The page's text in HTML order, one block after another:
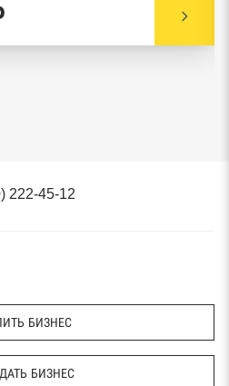
222-45-12
БИЗНЕС
БИЗНЕС